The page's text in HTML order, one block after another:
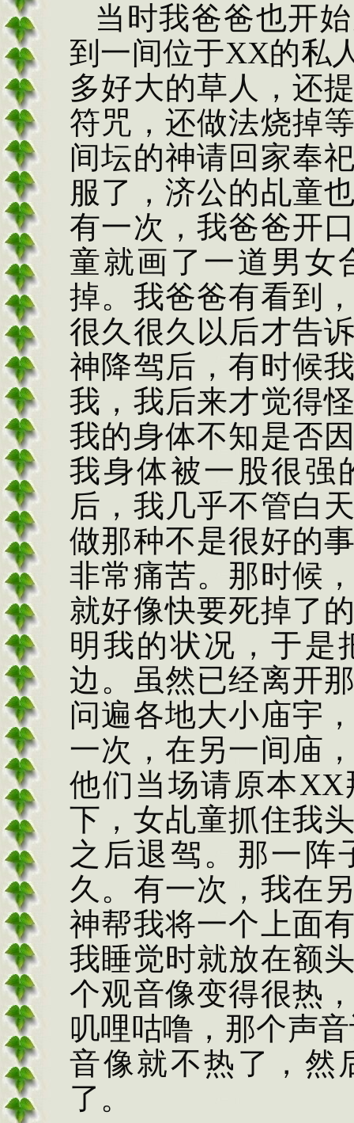
当时我爸爸也开
到一间位于XX的私
多好大的草人，还
符咒，还做法烧掉
间坛的神请回家奉
服了，济公的乩童
有一次，我爸爸开
童就画了一道男女
掉。我爸爸有看到
很久很久以后才告
神降驾后，有时候
我，我后来才觉得
我的身体不知是否
我身体被一股很强
后，我几乎不管白
做那种不是很好的
非常痛苦。那时候
就好像快要死掉了
明我的状况，于是
边。虽然已经离开
问遍各地大小庙宇
一次，在另一间庙
他们当场请原本XX
下，女乩童抓住我
之后退驾。那一阵
久。有一次，我在
神帮我将一个上面
我睡觉时就放在额
个观音像变得很热
叽哩咕噜，那个声
音像就不热了，然
了。